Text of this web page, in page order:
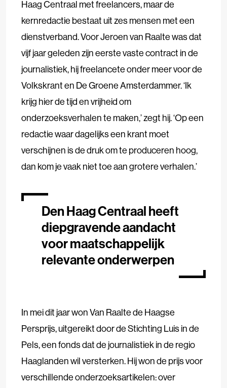
Haag Centraal met freelancers, maar de
kernredactie bestaat uit zes mensen met een
dienstverband. Voor Jeroen van Raalte was dat
vijf jaar geleden zijn eerste vaste contract in de
journalistiek, hij freelancete onder meer voor de
Volkskrant en De Groene Amsterdammer. ‘Ik
krijg hier de tijd en vrijheid om
onderzoeksverhalen te maken,’ zegt hij. ‘Op een
redactie waar dagelijks een krant moet
verschijnen is de druk om te produceren hoog,
dan kom je vaak niet toe aan grotere verhalen.’
Den Haag Centraal heeft
diepgravende aandacht
voor maatschappelijk
relevante onderwerpen
In mei dit jaar won Van Raalte de Haagse
Persprijs, uitgereikt door de Stichting Luis in de
Pels, een fonds dat de journalistiek in de regio
Haaglanden wil versterken. Hij won de prijs voor
verschillende onderzoeksartikelen: over